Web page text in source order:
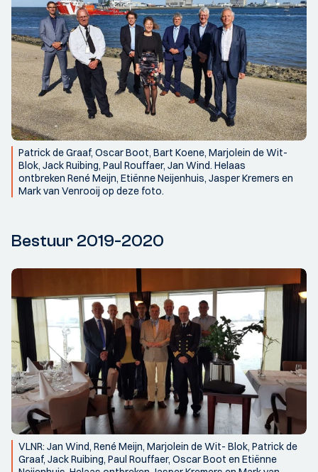
Patrick de Graaf, Oscar Boot, Bart Koene, Marjolein de Wit-
Blok, Jack Ruibing, Paul Rouffaer, Jan Wind. Helaas
ontbreken René Meijn, Etiënne Neijenhuis, Jasper Kremers en
Mark van Venrooij op deze foto.
Bestuur 2019-2020
VLNR: Jan Wind, René Meijn, Marjolein de Wit- Blok, Patrick de
Graaf, Jack Ruibing, Paul Rouffaer, Oscar Boot en Etiënne